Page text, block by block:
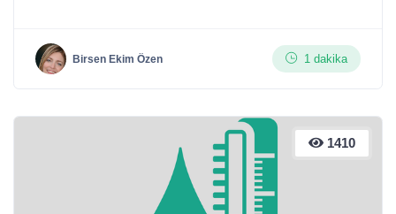
Birsen Ekim Özen 1 dakika
1410